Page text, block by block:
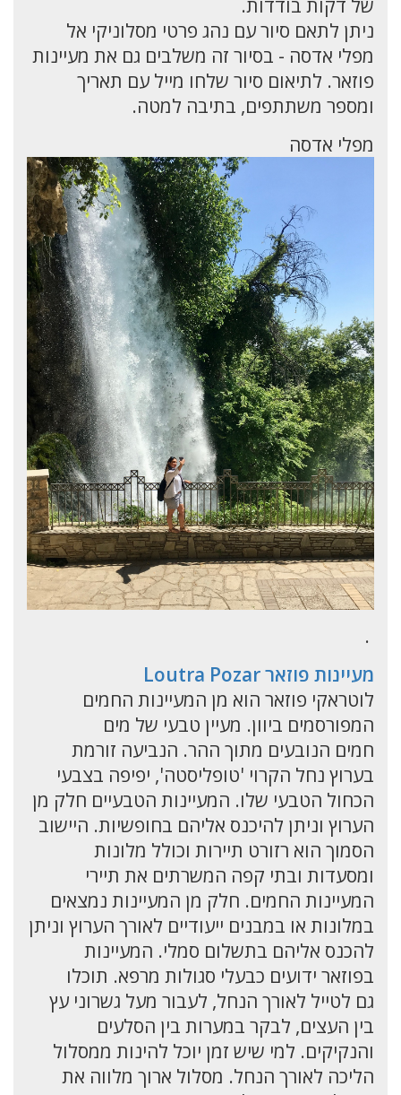
של דקות בודדות.
ניתן לתאם סיור עם נהג פרטי מסלוניקי אל
מפלי אדסה - בסיור זה משלבים גם את מעיינות
פוזאר. לתיאום סיור שלחו מייל עם תאריך
ומספר משתתפים, בתיבה למטה.
מפלי אדסה
.
מעיינות פוזאר Loutra Pozar
לוטראקי פוזאר הוא מן המעיינות החמים
המפורסמים ביוון. מעיין טבעי של מים
חמים הנובעים מתוך ההר. הנביעה זורמת
בערוץ נחל הקרוי 'טופליסטה', יפיפה בצבעי
הכחול הטבעי שלו. המעיינות הטבעיים חלק מן
הערוץ וניתן להיכנס אליהם בחופשיות. היישוב
הסמוך הוא רזורט תיירות וכולל מלונות
ומסעדות ובתי קפה המשרתים את תיירי
המעיינות החמים. חלק מן המעיינות נמצאים
במלונות או במבנים ייעודיים לאורך הערוץ וניתן
להכנס אליהם בתשלום סמלי. המעיינות
בפוזאר ידועים כבעלי סגולות מרפא. תוכלו
גם לטייל לאורך הנחל, לעבור מעל גשרוני עץ
בין העצים, לבקר במערות בין הסלעים
והנקיקים. למי שיש זמן יוכל להינות ממסלול
הליכה לאורך הנחל. מסלול ארוך מלווה את